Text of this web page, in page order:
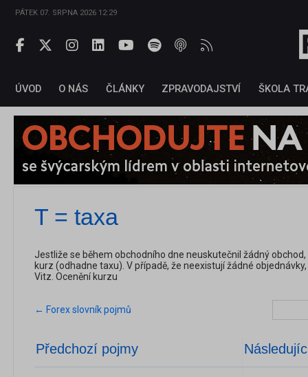
PÁTEK 07. SRPNA 2026 12:29
ÚVOD O NÁS ČLÁNKY ZPRAVODAJSTVÍ ŠKOLA
T = taxa
Jestliže se během obchodního dne neuskutečnil žádný
kurz (odhadne taxu). V případě, že neexistují žádné
Vitz. Ocenění kurzu
← Forex slovník pojmů
Předchozí pojmy